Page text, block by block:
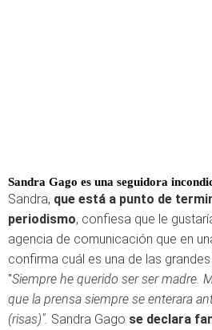
Sandra Gago es una seguidora
Sandra, que está a punto de
periodismo, confiesa que le
agencia de comunicación que en
confirma cuál es una de las
"Siempre he querido ser ser madre.
que la prensa siempre se enterara
(risas)". Sandra Gago se declara